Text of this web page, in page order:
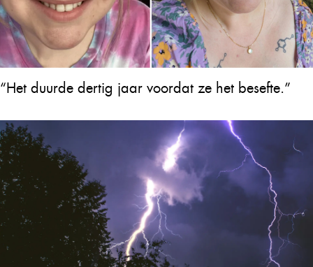
“Het duurde dertig jaar voordat ze het besefte.”